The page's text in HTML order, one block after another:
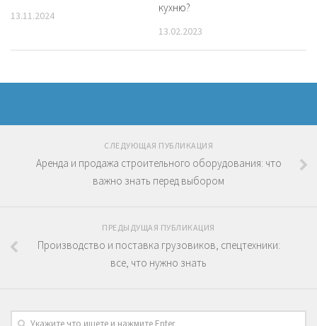
13.11.2024
кухню?
13.02.2023
СЛЕДУЮЩАЯ ПУБЛИКАЦИЯ
Аренда и продажа строительного оборудования: что
важно знать перед выбором
ПРЕДЫДУЩАЯ ПУБЛИКАЦИЯ
Производство и поставка грузовиков, спецтехники:
все, что нужно знать